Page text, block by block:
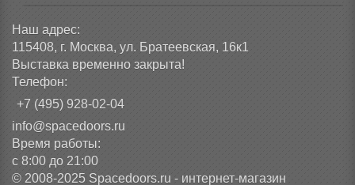
Наш адрес:
115408, г. Москва, ул. Братеевская, 16к1
Выставка временно закрыта!
Телефон:
+7 (495) 928-02-04
info@spacedoors.ru
Время работы:
с 8:00 до 21:00
© 2008-2025 Spacedoors.ru - интернет-магазин